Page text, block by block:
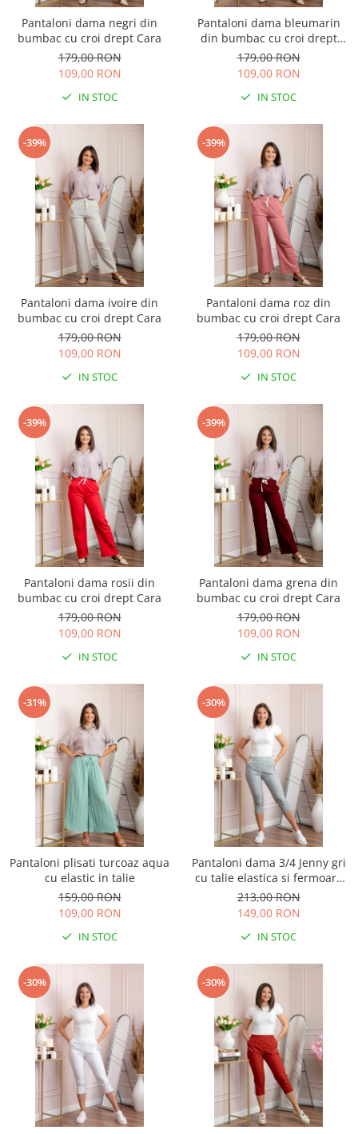
Pantaloni dama negri din
bumbac cu croi drept Cara
179,00 RON
109,00 RON
IN STOC
Pantaloni dama bleumarin
din bumbac cu croi drept
Cara
179,00 RON
109,00 RON
IN STOC
-39%
Pantaloni dama ivoire din
bumbac cu croi drept Cara
179,00 RON
109,00 RON
IN STOC
-39%
Pantaloni dama roz din
bumbac cu croi drept Cara
179,00 RON
109,00 RON
IN STOC
-39%
Pantaloni dama rosii din
bumbac cu croi drept Cara
179,00 RON
109,00 RON
IN STOC
-39%
Pantaloni dama grena din
bumbac cu croi drept Cara
179,00 RON
109,00 RON
IN STOC
-31%
Pantaloni plisati turcoaz aqua
cu elastic in talie
159,00 RON
109,00 RON
IN STOC
-30%
Pantaloni dama 3/4 Jenny gri
cu talie elastica si fermoare
decorative
213,00 RON
149,00 RON
IN STOC
-30% -30%